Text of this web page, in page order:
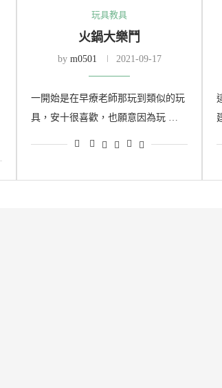
玩具教具
火鍋大樂鬥
by m0501 2021-09-17
一開始是在早療老師那玩到類似的玩
具，安十很喜歡，也願意因為玩 …